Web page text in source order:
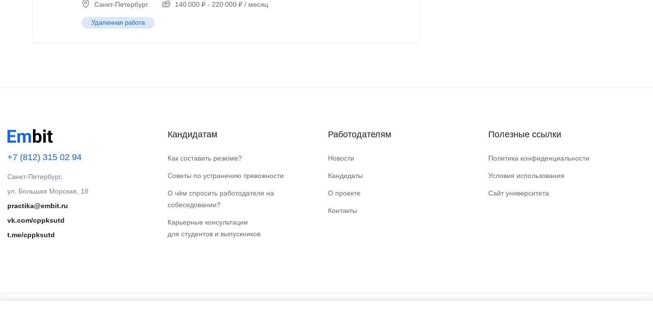
Санкт-Петербург 140 000 ₽ - 220 000 ₽ / месяц
Удаленная работа
+7 (812) 315 02 94
Санкт-Петербург,
ул. Большая Морская, 18
practika@embit.ru
vk.com/cppksutd
t.me/cppksutd
Кандидатам
Как составить резюме?
Советы по устранению тревожности
О чём спросить работодателя на
собеседовании?
Карьерные консультации
для студентов и выпускников
Работодателям
Новости
Кандидаты
О проекте
Контакты
Полезные ссылки
Политика конфиденциальности
Условия использования
Сайт университета